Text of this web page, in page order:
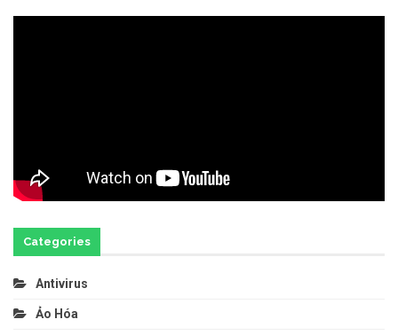
Categories
Antivirus
Ảo Hóa